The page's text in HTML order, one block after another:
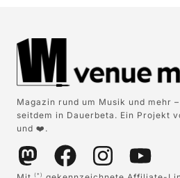
Magazin rund um Musik und mehr
seitdem in Dauerbeta. Ein Projekt
und ❤️.
(*)